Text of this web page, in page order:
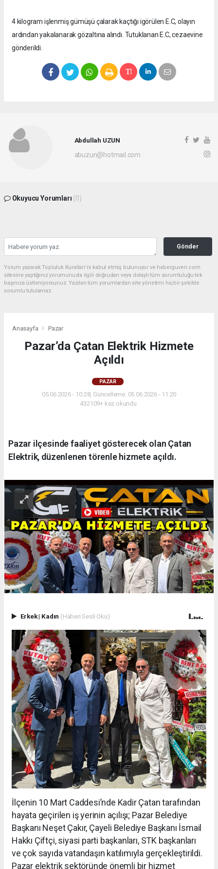
4 kilogram işlenmiş gümüşü çalarak kaçtığı igörülen E.C, olayın
ardından yakalanarak gözaltına alındı. Tutuklanan E.C, cezaevine
gönderildi.
Abdullah UZUN
abuzun@hotmail.com
Okuyucu Yorumları (0)
Gönder
Yorum yazarak Topluluk Kuralları’nı kabul etmiş bulunuyor ve haberguven.com
sitesine yaptığınız yorumunuzla ilgili doğrudan veya dolaylı tüm sorumluluğu tek
başınıza üstleniyorsunuz. Yazılan tüm yorumlardan site yönetimi hiçbir şekilde
sorumlu tutulamaz.
Anasayfa Pazar
Pazar’da Çatan Elektrik Hizmete
Açıldı
PAZAR
05.06.2026 - 10:28, Güncelleme: 05.06.2026 - 11:20
432109+ kez okundu.
Pazar ilçesinde faaliyet gösterecek olan Çatan
Elektrik, düzenlenen törenle hizmete açıldı.
Erkek| Kadın (Haberi Sesli Oku)
İlçenin 10 Mart Caddesi’nde Kadir Çatan tarafından
hayata geçirilen iş yerinin açılışı; Pazar Belediye
Başkanı Neşet Çakır, Çayeli Belediye Başkanı İsmail
Hakkı Çiftçi, siyasi parti başkanları, STK başkanları
ve çok sayıda vatandaşın katılımıyla gerçekleştirildi.
Pazar elektrik sektöründe önemli bir hizmet